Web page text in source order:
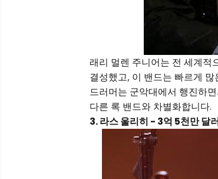
래리 멀렌 주니어는 전 세계적
결성했고, 이 밴드는 빠르게
드러머는 군악대에서 행진하
다른 록 밴드와 차별화합니다.
3. 라스 울리히 - 3억 5천만 달